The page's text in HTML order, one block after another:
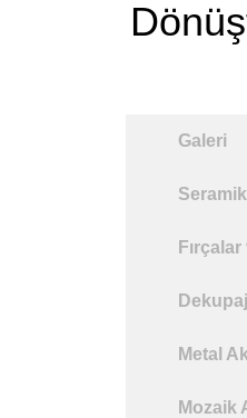
Galeri
Metal
Mozaik